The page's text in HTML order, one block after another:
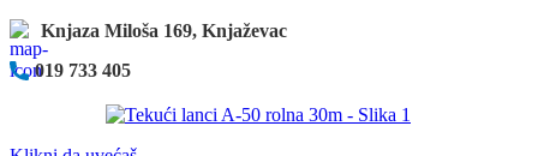
Knjaza Miloša 169, Knjaževac
019 733 405